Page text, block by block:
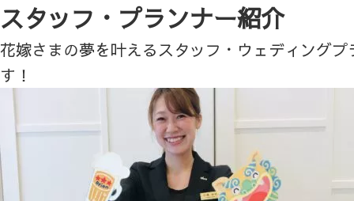
スタッフ・プランナー紹介
花嫁さまの夢を叶えるスタッフ・ウェディング
す！